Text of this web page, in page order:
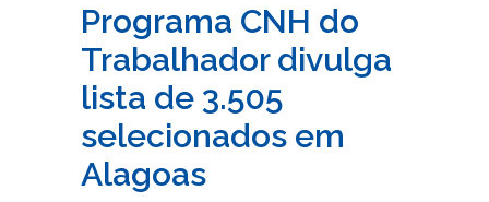
Programa CNH do
Trabalhador divulga
lista de 3.505
selecionados em
Alagoas